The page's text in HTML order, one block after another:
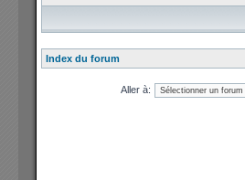
Index du forum
Aller à: